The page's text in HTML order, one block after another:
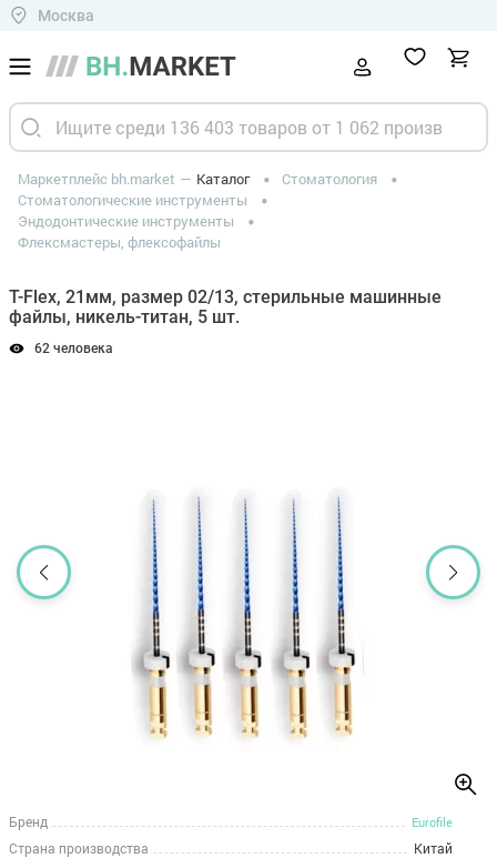
Москва
Маркетплейс bh.market Каталог
Стоматология
Стоматологические инструменты
Эндодонтические инструменты
Флексмастеры, флексофайлы
T-Flex, 21мм, размер 02/13, стерильные машинные
файлы, никель-титан, 5 шт.
62 человека
Бренд Eurofile
Страна производства Китай